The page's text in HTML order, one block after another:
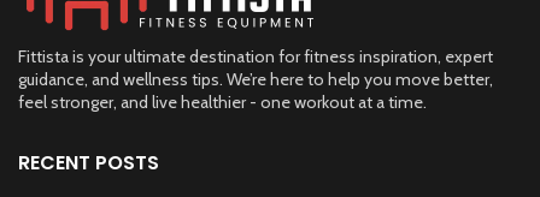
Fittista is your ultimate destination for fitness inspiration, expert
guidance, and wellness tips. We’re here to help you move better,
feel stronger, and live healthier - one workout at a time.
RECENT POSTS